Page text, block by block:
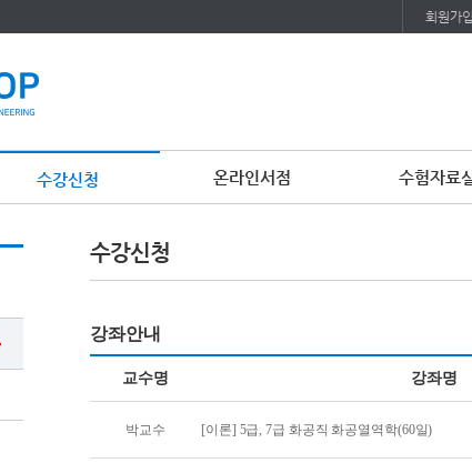
회원가입
수강신청 온라인서점 수험자료
약
관
보
정
보
수강신청
강좌안내
교수명 강좌명
박교수 [이론] 5급, 7급 화공직 화공열역학(60일)